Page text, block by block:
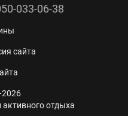
033-06-38
сайта
отдыха